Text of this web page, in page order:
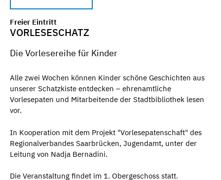
Freier Eintritt
VORLESESCHATZ
Die Vorlesereihe für Kinder
Alle zwei Wochen können Kinder schöne Geschichten aus
unserer Schatzkiste entdecken – ehrenamtliche
Vorlesepaten und Mitarbeitende der Stadtbibliothek lesen
vor.
In Kooperation mit dem Projekt "Vorlesepatenschaft" des
Regionalverbandes Saarbrücken, Jugendamt, unter der
Leitung von Nadja Bernadini.
Die Veranstaltung findet im 1. Obergeschoss statt.